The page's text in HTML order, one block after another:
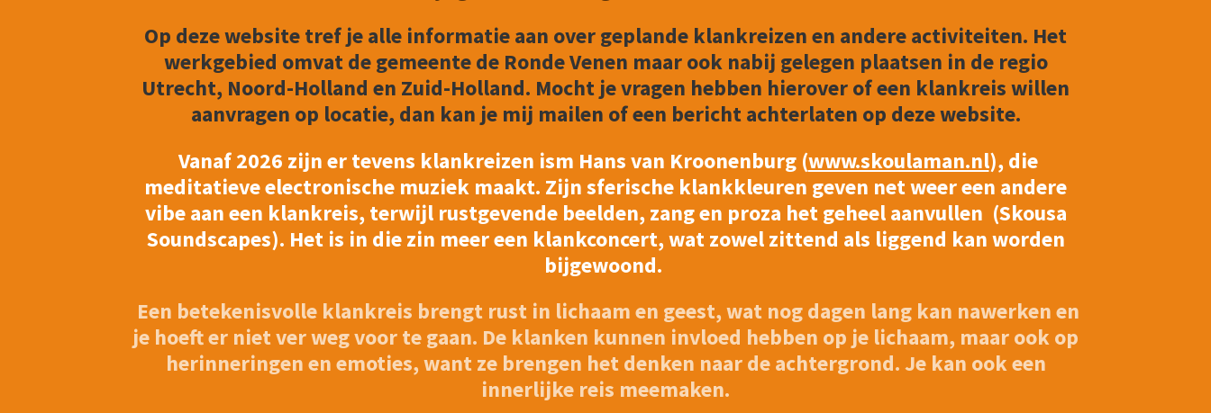
Op deze website tref je alle informatie aan over geplande klankreizen en andere activiteiten. Het
werkgebied omvat de gemeente de Ronde Venen maar ook nabij gelegen plaatsen in de regio
Utrecht, Noord-Holland en Zuid-Holland. Mocht je vragen hebben hierover of een klankreis willen
aanvragen op locatie, dan kan je mij mailen of een bericht achterlaten op deze website.
Vanaf 2026 zijn er tevens klankreizen ism Hans van Kroonenburg (www.skoulaman.nl), die
meditatieve electronische muziek maakt. Zijn sferische klankkleuren geven net weer een andere
vibe aan een klankreis, terwijl rustgevende beelden, zang en proza het geheel aanvullen (Skousa
Soundscapes). Het is in die zin meer een klankconcert, wat zowel zittend als liggend kan worden
bijgewoond.
Een betekenisvolle klankreis brengt rust in lichaam en geest, wat nog dagen lang kan nawerken en
je hoeft er niet ver weg voor te gaan. De klanken kunnen invloed hebben op je lichaam, maar ook op
herinneringen en emoties, want ze brengen het denken naar de achtergrond. Je kan ook een
innerlijke reis meemaken.